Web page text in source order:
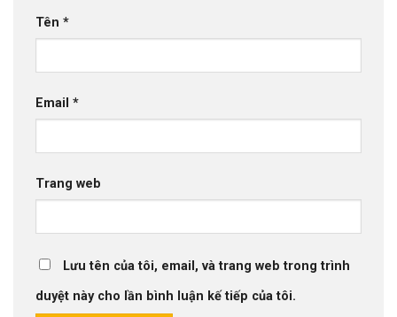
Tên *
Email *
Trang web
Lưu tên của tôi, email, và trang web trong trình
duyệt này cho lần bình luận kế tiếp của tôi.